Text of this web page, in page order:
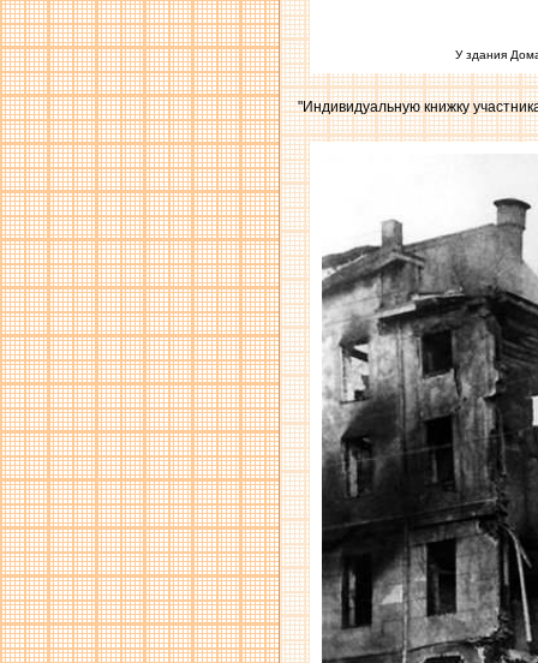
У здания
"Индивидуальную книжку